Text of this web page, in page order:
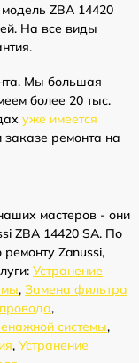
ZBA 14420
На все виды
Мы большая
более 20 тыс.
уже имеется
заказе ремонта на
мастеров - они
ZBA 14420 SA. По
Zanussi,
Устранение
, Замена фильтра
,
системы,
, Устранение